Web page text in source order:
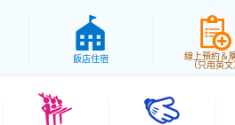
飯店住宿
線上預約＆
（只用英文